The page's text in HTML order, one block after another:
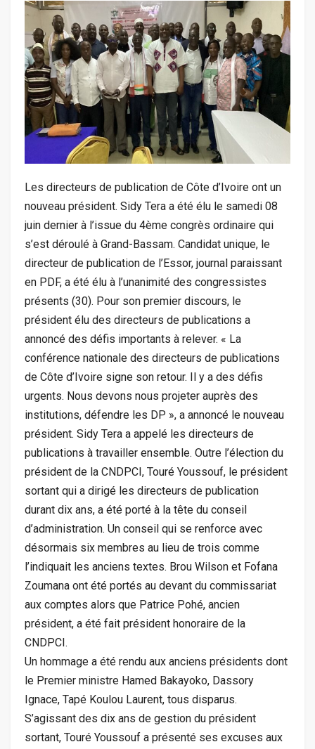
Les directeurs de publication de Côte d’Ivoire ont un
nouveau président. Sidy Tera a été élu le samedi 08
juin dernier à l’issue du 4ème congrès ordinaire qui
s’est déroulé à Grand-Bassam. Candidat unique, le
directeur de publication de l’Essor, journal paraissant
en PDF, a été élu à l’unanimité des congressistes
présents (30). Pour son premier discours, le
président élu des directeurs de publications a
annoncé des défis importants à relever. « La
conférence nationale des directeurs de publications
de Côte d’Ivoire signe son retour. Il y a des défis
urgents. Nous devons nous projeter auprès des
institutions, défendre les DP », a annoncé le nouveau
président. Sidy Tera a appelé les directeurs de
publications à travailler ensemble. Outre l’élection du
président de la CNDPCI, Touré Youssouf, le président
sortant qui a dirigé les directeurs de publication
durant dix ans, a été porté à la tête du conseil
d’administration. Un conseil qui se renforce avec
désormais six membres au lieu de trois comme
l’indiquait les anciens textes. Brou Wilson et Fofana
Zoumana ont été portés au devant du commissariat
aux comptes alors que Patrice Pohé, ancien
président, a été fait président honoraire de la
CNDPCI.
Un hommage a été rendu aux anciens présidents dont
le Premier ministre Hamed Bakayoko, Dassory
Ignace, Tapé Koulou Laurent, tous disparus.
S’agissant des dix ans de gestion du président
sortant, Touré Youssouf a présenté ses excuses aux